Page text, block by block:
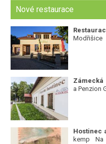
Nové restaurace
Modřišice
Zámecká
a Penzion
Hostinec
kemp